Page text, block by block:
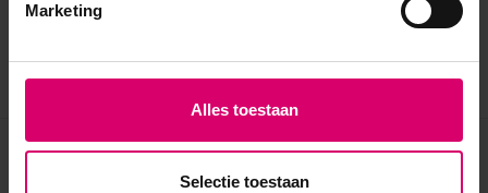
Marketing
Alles toestaan
Selectie toestaan